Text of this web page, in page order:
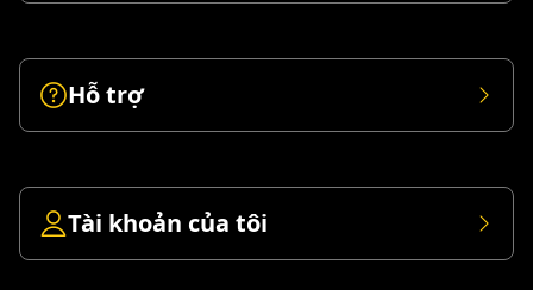
Hỗ trợ
Tài khoản của tôi